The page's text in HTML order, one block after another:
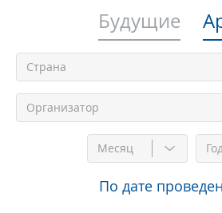
Будущие
Месяц Год
По дате